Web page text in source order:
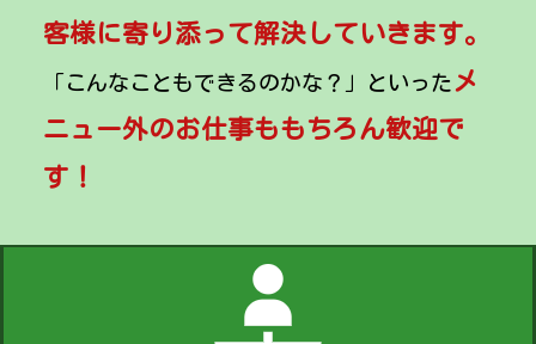
客様に寄り添って解決していきます。
「こんなこともできるのかな？」といった メ
ニュー外のお仕事ももちろん歓迎で
す！